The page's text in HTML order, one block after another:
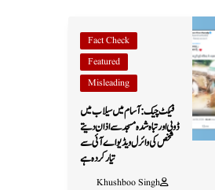
Fact Check
Featured
Misleading
فیکٹ چیک: آسام میں سیلاب میں
ڈوبی اور تباہ شدہ مسجد سے اذان دیتے
شخص کی وائرل ویڈیو اے آئی سے
تیار کردہ ہے
Khushboo Singh